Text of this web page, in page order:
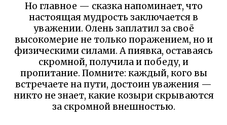
Но главное — сказка напоминает, что
настоящая мудрость заключается в
уважении. Олень заплатил за своё
высокомерие не только поражением, но и
физическими силами. А пиявка, оставаясь
скромной, получила и победу, и
пропитание. Помните: каждый, кого вы
встречаете на пути, достоин уважения —
никто не знает, какие козыри скрываются
за скромной внешностью.